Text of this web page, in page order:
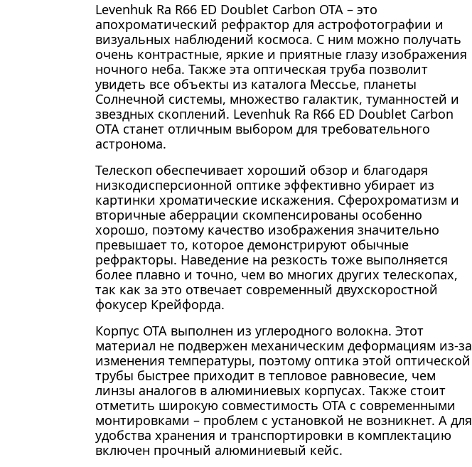
Levenhuk Ra R66 ED Doublet Carbon OTA – это
апохроматический рефрактор для астрофотографии и
визуальных наблюдений космоса. С ним можно получать
очень контрастные, яркие и приятные глазу изображения
ночного неба. Также эта оптическая труба позволит
увидеть все объекты из каталога Мессье, планеты
Солнечной системы, множество галактик, туманностей и
звездных скоплений. Levenhuk Ra R66 ED Doublet Carbon
OTA станет отличным выбором для требовательного
астронома.
Телескоп обеспечивает хороший обзор и благодаря
низкодисперсионной оптике эффективно убирает из
картинки хроматические искажения. Сферохроматизм и
вторичные аберрации скомпенсированы особенно
хорошо, поэтому качество изображения значительно
превышает то, которое демонстрируют обычные
рефракторы. Наведение на резкость тоже выполняется
более плавно и точно, чем во многих других телескопах,
так как за это отвечает современный двухскоростной
фокусер Крейфорда.
Корпус ОТА выполнен из углеродного волокна. Этот
материал не подвержен механическим деформациям из-за
изменения температуры, поэтому оптика этой оптической
трубы быстрее приходит в тепловое равновесие, чем
линзы аналогов в алюминиевых корпусах. Также стоит
отметить широкую совместимость ОТА с современными
монтировками – проблем с установкой не возникнет. А для
удобства хранения и транспортировки в комплектацию
включен прочный алюминиевый кейс.